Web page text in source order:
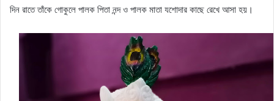
দিন রাতে তাঁকে গোকুলে পালক পিতা নন্দ ও পালক মাতা যশোদার কাছে রেখে আসা হয়।